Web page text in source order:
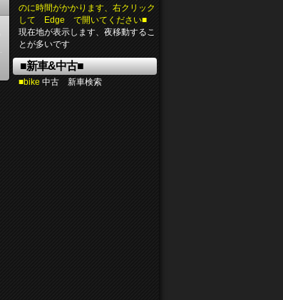
のに時間がかかります、右クリック
して Edge で開いてください■
現在地が表示します、夜移動するこ
とが多いです
■新車&中古■
■bike 中古 新車検索